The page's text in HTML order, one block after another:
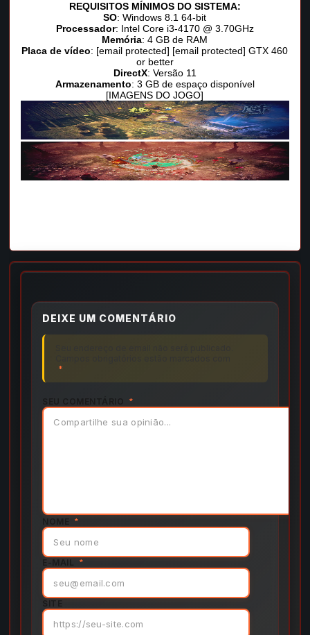
REQUISITOS MÍNIMOS DO SISTEMA:
SO: Windows 8.1 64-bit
Processador: Intel Core i3-4170 @ 3.70GHz
Memória: 4 GB de RAM
Placa de vídeo: [email protected] [email protected] GTX 460
or better
DirectX: Versão 11
Armazenamento: 3 GB de espaço disponível
[IMAGENS DO JOGO]
DEIXE UM COMENTÁRIO
*
*
NOME *
E-MAIL *
SITE